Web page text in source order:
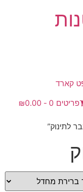
קארד
פריטים 0 ₪0.00
לתינוק”